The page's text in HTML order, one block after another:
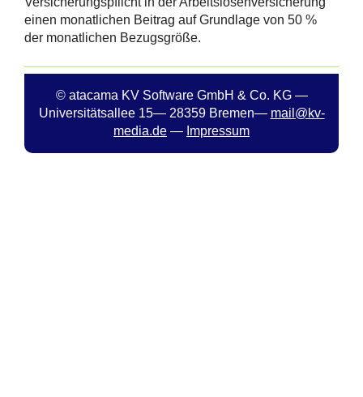
einen monatlichen Beitrag auf Grundlage von 50 %
der monatlichen Bezugsgröße.
© atacama KV Software GmbH & Co. KG —
Universitätsallee 15— 28359 Bremen— mail@kv-
media.de — Impressum